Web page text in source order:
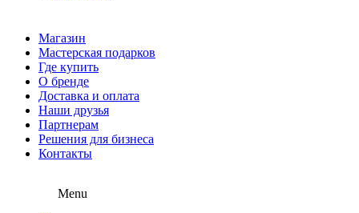
Магазин
Мастерская подарков
Где купить
О бренде
Доставка и оплата
Наши друзья
Партнерам
Решения для бизнеса
Контакты
Menu